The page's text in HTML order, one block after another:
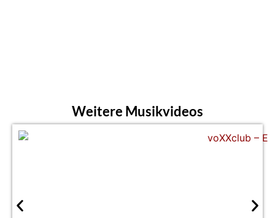
Weitere Musikvideos